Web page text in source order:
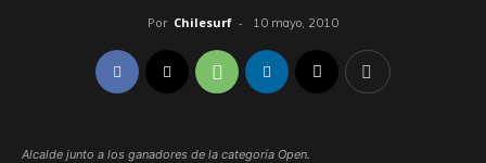
Por Chilesurf - 10 mayo, 2010
Alcalde junto a los ganadores de la categoría Open.